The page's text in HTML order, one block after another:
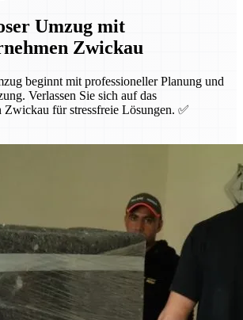
Umzug mit
Zwickau
beginnt mit professioneller Planung und
Verlassen Sie sich auf das
Zwickau für stressfreie Lösungen. ✅